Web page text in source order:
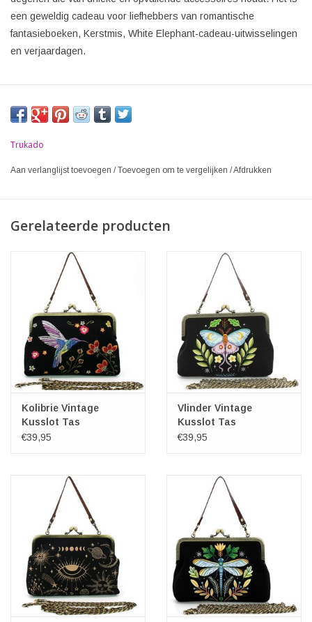
een geweldig cadeau voor liefhebbers van romantische
fantasieboeken, Kerstmis, White Elephant-cadeau-uitwisselingen
en verjaardagen.
Trukado
Aan verlanglijst toevoegen /Toevoegen om te vergelijken /Afdrukken
Gerelateerde producten
Kolibrie Vintage
Kusslot Tas
Geborduurd op canvas
€39,95
Vlinder Vintage
Kusslot Tas
Geborduurd op canvas
€39,95